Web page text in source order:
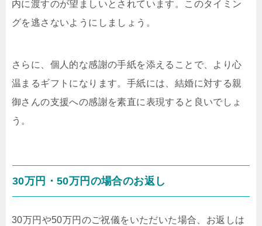
内に渡すのが望ましいとされています。このタイミン
グを逃さないようにしましょう。
さらに、個人的な感謝の手紙を添えることで、より心
温まるギフトになります。手紙には、結婚に対する親
御さんの支援への感謝を素直に表現すると良いでしょ
う。
30万円・50万円の場合のお返し
30万円や50万円のご祝儀をいただいた場合、お返しは